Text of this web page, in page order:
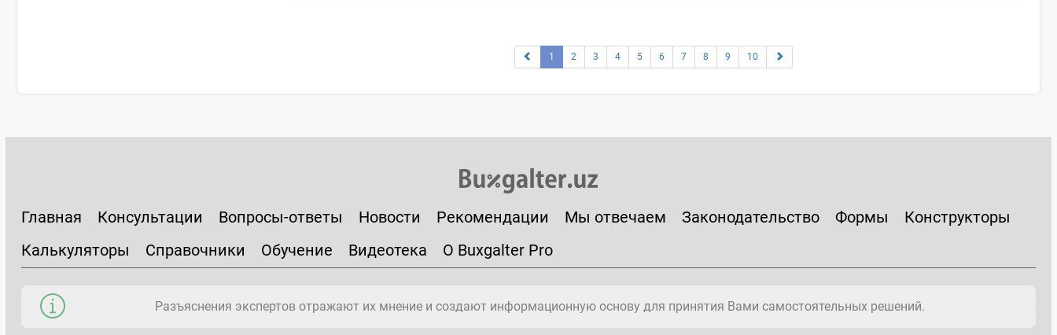
1 2 3 4 5 6 7 8 9 10
Главная Консультации Вопросы-ответы Новости Рекомендации Мы отвечаем Законодательство Формы
Конструкторы
Калькуляторы
Справочники Обучение Видеотека О Buxgalter Pro
Разъяснения экспертов отражают их мнение и создают информационную основу для принятия Вами самостоятельных решений.